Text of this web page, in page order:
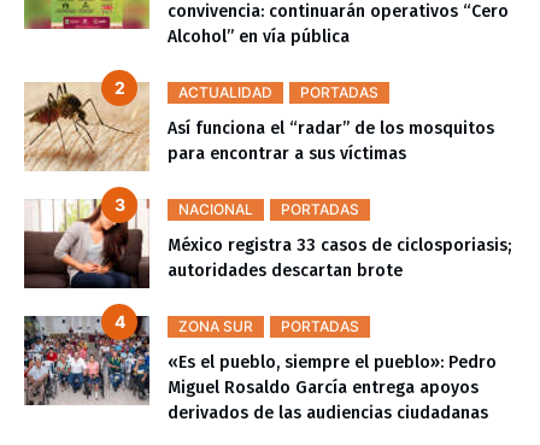
convivencia: continuarán operativos “Cero
Alcohol” en vía pública
ACTUALIDAD PORTADAS
Así funciona el “radar” de los mosquitos
para encontrar a sus víctimas
NACIONAL PORTADAS
México registra 33 casos de ciclosporiasis;
autoridades descartan brote
ZONA SUR PORTADAS
«Es el pueblo, siempre el pueblo»: Pedro
Miguel Rosaldo García entrega apoyos
derivados de las audiencias ciudadanas